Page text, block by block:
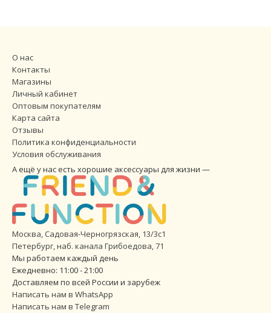
О нас
Контакты
Магазины
Личный кабинет
Оптовым покупателям
Карта сайта
Отзывы
Политика конфиденциальности
Условия обслуживания
А ещё у нас есть хорошие аксессуары для жизни —
Москва, Садовая-Черногрязская, 13/3с1
Петербург,наб. канала Грибоедова, 71
Мы работаем каждый день
Ежедневно: 11:00 - 21:00
Доставляем по всей России и зарубеж
Написать нам в WhatsApp
Написать нам в Telegram